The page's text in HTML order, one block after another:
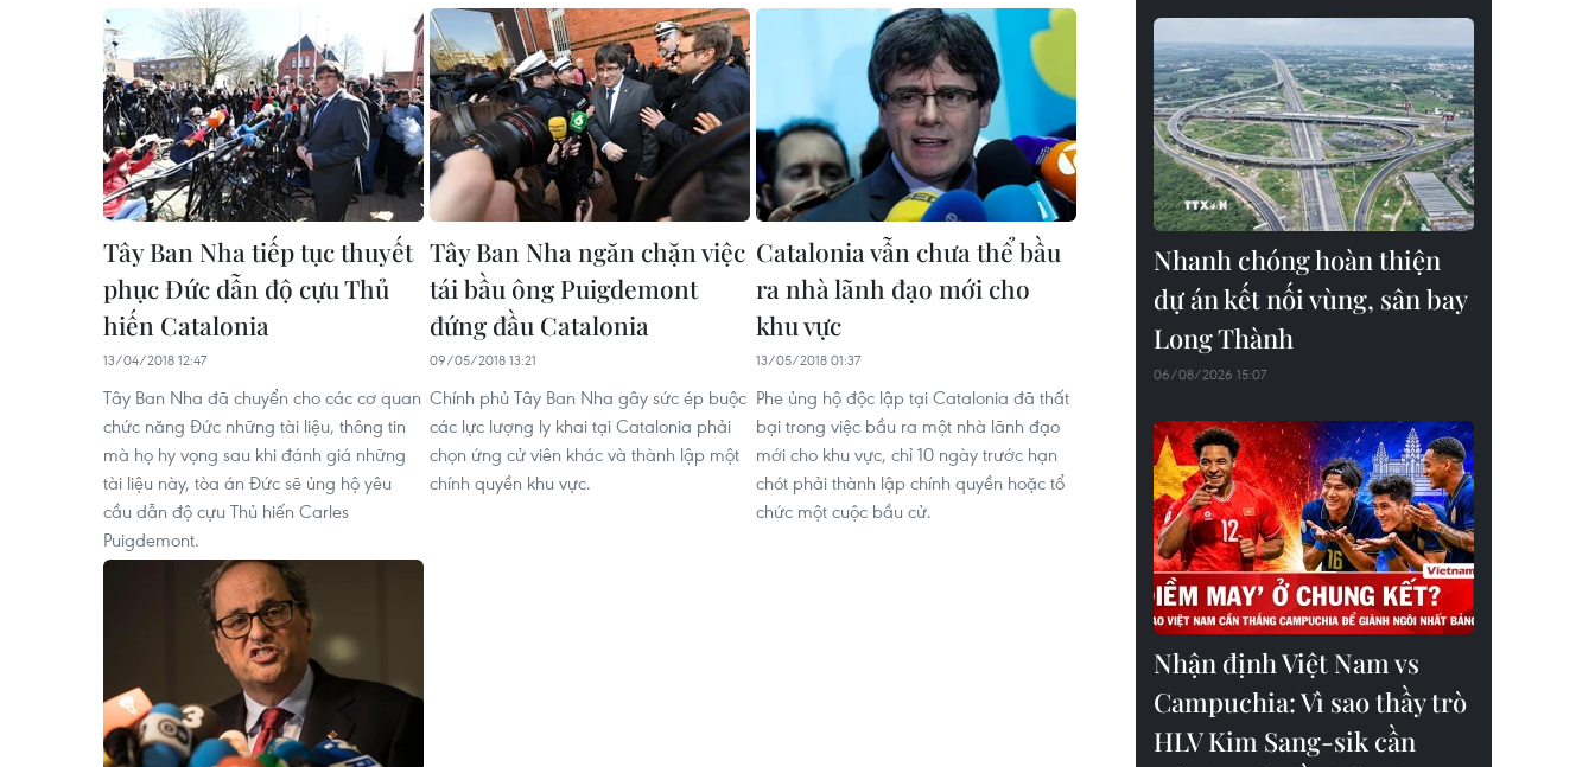
Tây Ban Nha tiếp tục thuyết
phục Đức dẫn độ cựu Thủ
hiến Catalonia
13/04/2018 12:47
Tây Ban Nha đã chuyển cho các cơ quan
chức năng Đức những tài liệu, thông tin
mà họ hy vọng sau khi đánh giá những
tài liệu này, tòa án Đức sẽ ủng hộ yêu
cầu dẫn độ cựu Thủ hiến Carles
Puigdemont.
Tây Ban Nha ngăn chặn việc
tái bầu ông Puigdemont
đứng đầu Catalonia
09/05/2018 13:21
Chính phủ Tây Ban Nha gây sức ép buộc
các lực lượng ly khai tại Catalonia phải
chọn ứng cử viên khác và thành lập một
chính quyền khu vực.
Catalonia vẫn chưa thể bầu
ra nhà lãnh đạo mới cho
khu vực
13/05/2018 01:37
Phe ủng hộ độc lập tại Catalonia đã thất
bại trong việc bầu ra một nhà lãnh đạo
mới cho khu vực, chỉ 10 ngày trước hạn
chót phải thành lập chính quyền hoặc tổ
chức một cuộc bầu cử.
Nhanh chóng hoàn thiện
dự án kết nối vùng, sân bay
Long Thành
06/08/2026 15:07
Nhận định Việt Nam vs
Campuchia: Vì sao thầy trò
HLV Kim Sang-sik cần